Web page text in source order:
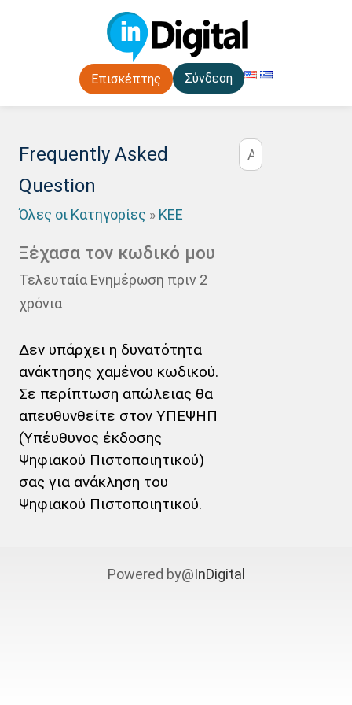
Επισκέπτης Σύνδεση
Frequently Asked
Question
Όλες οι Κατηγορίες » ΚΕΕ
Ξέχασα τον κωδικό μου
Τελευταία Ενημέρωση πριν 2
χρόνια
Δεν υπάρχει η δυνατότητα
ανάκτησης χαμένου κωδικού.
Σε περίπτωση απώλειας θα
απευθυνθείτε στον ΥΠΕΨΗΠ
(Υπέυθυνος έκδοσης
Ψηφιακού Πιστοποιητικού)
σας για ανάκληση του
Ψηφιακού Πιστοποιητικού.
Powered by@InDigital